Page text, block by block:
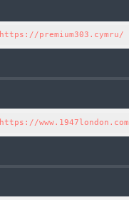
https://premium303.cymru/
https://www.1947london.com